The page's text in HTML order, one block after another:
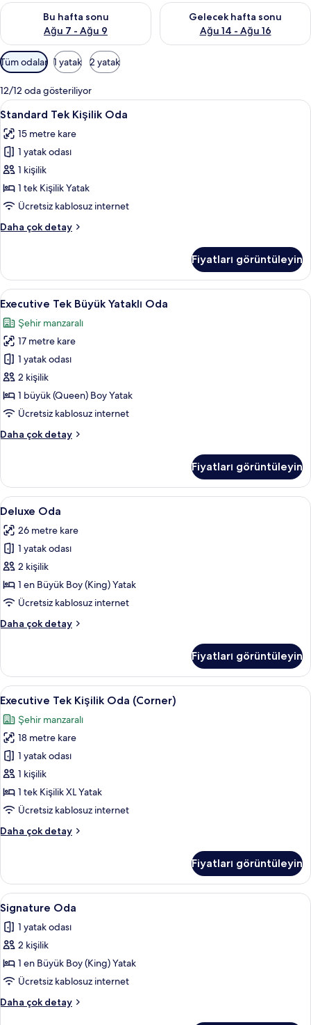
Bu hafta sonu
Ağu 7 - Ağu 9
Bu hafta sonu için müsaitliği kontrol et Ağu 7 - Ağu 9
Gelecek hafta sonu
Ağu 14 - Ağu 16
Önümüzdeki hafta sonu için
Odalar
için
mevcut
filtreler
Tüm odalar 1 yatak 2 yatak
12/12 oda gösteriliyor
Standard
Tek
Kişilik
Oda
için
tüm
fotoğrafları
Standard Tek Kişilik Oda | Masa, ses
12
Standard Tek Kişilik Oda
15 metre kare
1 yatak odası
1 kişilik
1 tek Kişilik Yatak
Ücretsiz kablosuz internet
Daha çok detay
Standard
hakkında
daha
fazla
Fiyatları görüntüleyin
Executive
Tek
Büyük
Yataklı
Oda
için
tüm
fotoğrafları
Masa, ses yalıtımı, ücretsiz beşik/
13
Executive Tek Büyük Yataklı Oda
Şehir manzaralı
17 metre kare
1 yatak odası
2 kişilik
1 büyük (Queen) Boy Yatak
Ücretsiz kablosuz internet
Daha çok detay
Executive
Oda
hakkında
daha
detay
Fiyatları görüntüleyin
Deluxe
Oda
için
tüm
fotoğrafları
görün
Masa, ses yalıtımı, ücretsiz beşik/
11
Deluxe Oda
26 metre kare
1 yatak odası
2 kişilik
1 en Büyük Boy (King) Yatak
Ücretsiz kablosuz internet
Daha çok detay
Deluxe
fazla
detay
Fiyatları görüntüleyin
Executive
Tek
Kişilik
Oda
(Corner)
için
tüm
fotoğrafları
Executive Tek Kişilik Oda (Corner) |
10
Executive Tek Kişilik Oda (Corner)
Şehir manzaralı
18 metre kare
1 yatak odası
1 kişilik
1 tek Kişilik XL Yatak
Ücretsiz kablosuz internet
Daha çok detay
Executive
(Corner)
hakkında
daha
fazla
detay
Fiyatları görüntüleyin
Signature
Oda
için
tüm
fotoğrafları
görün
Signature Oda | Masa, ses yalıtımı,
26
Signature Oda
1 yatak odası
2 kişilik
1 en Büyük Boy (King) Yatak
Ücretsiz kablosuz internet
Daha çok detay
Signature